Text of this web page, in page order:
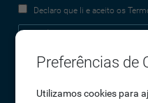
Declaro que li e aceito os
Empresa
Preferências de
Utilizamos cookies para